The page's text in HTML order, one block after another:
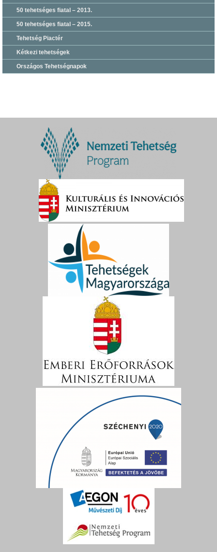
50 tehetséges fiatal – 2013.
50 tehetséges fiatal – 2015.
Tehetség Piactér
Kétkezi tehetségek
Országos Tehetségnapok